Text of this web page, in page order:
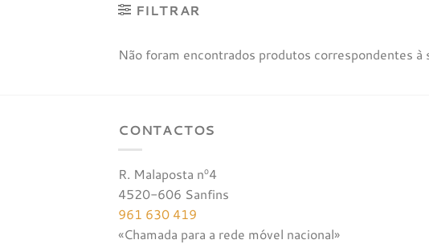
FILTRAR
Não foram encontrados produtos correspondentes à
CONTACTOS
R. Malaposta nº4
4520-606 Sanfins
961 630 419
«Chamada para a rede móvel nacional»